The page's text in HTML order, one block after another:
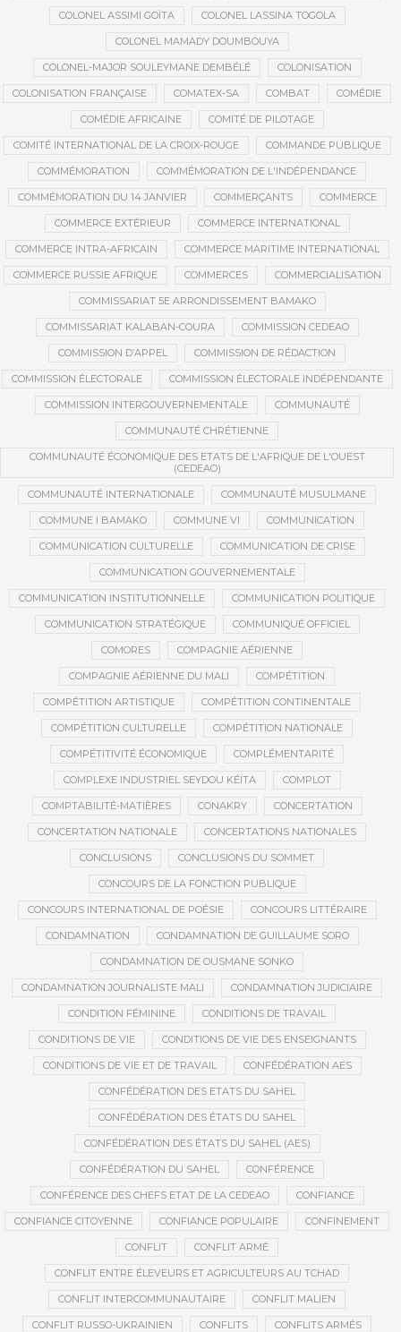
COLONEL ASSIMI GOÏTA COLONEL LASSINA TOGOLA
COLONEL MAMADY DOUMBOUYA
COLONEL-MAJOR SOULEYMANE DEMBÉLÉ COLONISATION
COLONISATION FRANÇAISE COMATEX-SA COMBAT COMÉDIE
COMÉDIE AFRICAINE COMITÉ DE PILOTAGE
COMITÉ INTERNATIONAL DE LA CROIX-ROUGE COMMANDE PUBLIQUE
COMMÉMORATION COMMÉMORATION DE L'INDÉPENDANCE
COMMÉMORATION DU 14 JANVIER COMMERÇANTS COMMERCE
COMMERCE EXTÉRIEUR COMMERCE INTERNATIONAL
COMMERCE INTRA-AFRICAIN COMMERCE MARITIME INTERNATIONAL
COMMERCE RUSSIE AFRIQUE COMMERCES COMMERCIALISATION
COMMISSARIAT 5E ARRONDISSEMENT BAMAKO
COMMISSARIAT KALABAN-COURA COMMISSION CEDEAO
COMMISSION D’APPEL COMMISSION DE RÉDACTION
COMMISSION ÉLECTORALE COMMISSION ÉLECTORALE INDÉPENDANTE
COMMISSION INTERGOUVERNEMENTALE COMMUNAUTÉ
COMMUNAUTÉ CHRÉTIENNE
COMMUNAUTÉ ÉCONOMIQUE DES ETATS DE L'AFRIQUE DE L'OUEST
(CEDEAO)
COMMUNAUTÉ INTERNATIONALE COMMUNAUTÉ MUSULMANE
COMMUNE I BAMAKO COMMUNE VI COMMUNICATION
COMMUNICATION CULTURELLE COMMUNICATION DE CRISE
COMMUNICATION GOUVERNEMENTALE
COMMUNICATION INSTITUTIONNELLE COMMUNICATION POLITIQUE
COMMUNICATION STRATÉGIQUE COMMUNIQUÉ OFFICIEL
COMORES COMPAGNIE AÉRIENNE
COMPAGNIE AÉRIENNE DU MALI COMPÉTITION
COMPÉTITION ARTISTIQUE COMPÉTITION CONTINENTALE
COMPÉTITION CULTURELLE COMPÉTITION NATIONALE
COMPÉTITIVITÉ ÉCONOMIQUE COMPLÉMENTARITÉ
COMPLEXE INDUSTRIEL SEYDOU KÉÏTA COMPLOT
COMPTABILITÉ-MATIÈRES CONAKRY CONCERTATION
CONCERTATION NATIONALE CONCERTATIONS NATIONALES
CONCLUSIONS CONCLUSIONS DU SOMMET
CONCOURS DE LA FONCTION PUBLIQUE
CONCOURS INTERNATIONAL DE POÉSIE CONCOURS LITTÉRAIRE
CONDAMNATION CONDAMNATION DE GUILLAUME SORO
CONDAMNATION DE OUSMANE SONKO
CONDAMNATION JOURNALISTE MALI CONDAMNATION JUDICIAIRE
CONDITION FÉMININE CONDITIONS DE TRAVAIL
CONDITIONS DE VIE CONDITIONS DE VIE DES ENSEIGNANTS
CONDITIONS DE VIE ET DE TRAVAIL CONFÉDÉRATION AES
CONFÉDÉRATION DES ETATS DU SAHEL
CONFÉDÉRATION DES ÉTATS DU SAHEL
CONFÉDÉRATION DES ÉTATS DU SAHEL (AES)
CONFÉDÉRATION DU SAHEL CONFÉRENCE
CONFÉRENCE DES CHEFS ETAT DE LA CEDEAO CONFIANCE
CONFIANCE CITOYENNE CONFIANCE POPULAIRE CONFINEMENT
CONFLIT CONFLIT ARMÉ
CONFLIT ENTRE ÉLEVEURS ET AGRICULTEURS AU TCHAD
CONFLIT INTERCOMMUNAUTAIRE CONFLIT MALIEN
CONFLIT RUSSO-UKRAINIEN CONFLITS CONFLITS ARMÉS